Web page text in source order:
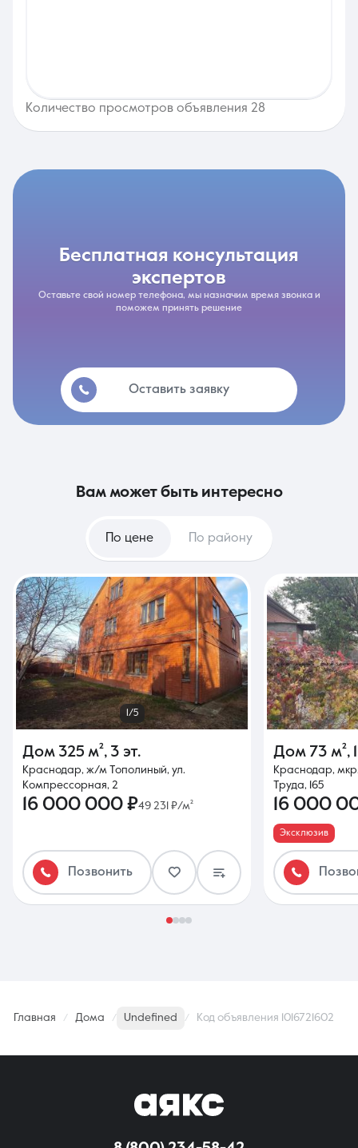
Количество просмотров объявления 28
бесплатная консультация
экспертов
Оставьте свой номер телефона, мы назначим время звонка и
поможем принять решение
Оставить заявку
вам может быть интересно
По цене По району
1/5
Дом 325 м², 3 эт.
Краснодар, ж/м Тополиный, ул.
Компрессорная, 2
16 000 000 ₽49 231 ₽/м²
Позвонить
Дом 73 м²,
Краснодар,
Труда, 165
16 000
Эксклюзив
Главная Дома Undefined Код объявления 1016721602